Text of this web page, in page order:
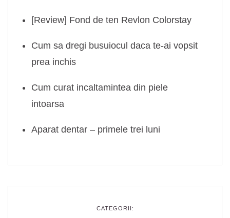
[Review] Fond de ten Revlon Colorstay
Cum sa dregi busuiocul daca te-ai vopsit
prea inchis
Cum curat incaltamintea din piele
intoarsa
Aparat dentar – primele trei luni
CATEGORII: